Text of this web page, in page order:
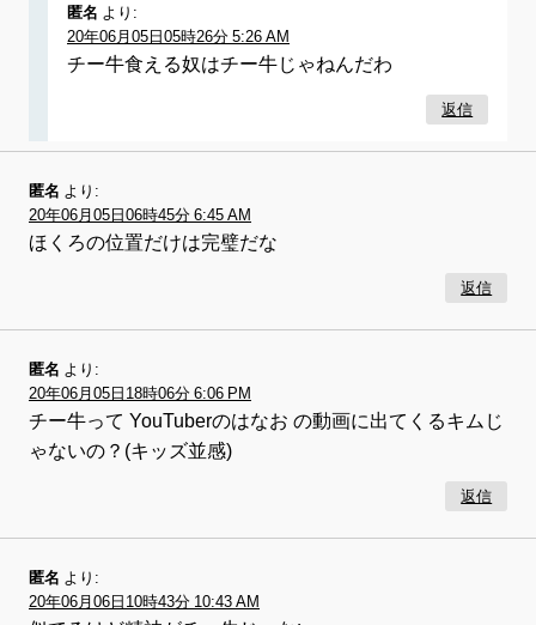
匿名 より:
20年06月05日05時26分 5:26 AM
チー牛食える奴はチー牛じゃねんだわ
返信
匿名 より:
20年06月05日06時45分 6:45 AM
ほくろの位置だけは完璧だな
返信
匿名 より:
20年06月05日18時06分 6:06 PM
チー牛って YouTuberのはなお の動画に出てくるキムじ
ゃないの？(キッズ並感)
返信
匿名 より:
20年06月06日10時43分 10:43 AM